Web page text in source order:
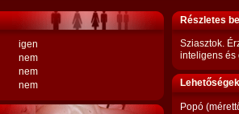
igen
nem
nem
nem
Részletes
Sziasztok.
inteligens és
Popó